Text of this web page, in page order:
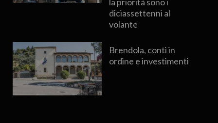
diciassettenni al
volante
Brendola, conti in
ordine e investimenti